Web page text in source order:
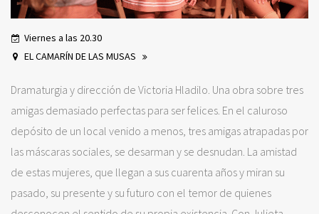
Viernes a las 20.30
EL CAMARÍN DE LAS MUSAS
Dramaturgia y dirección de Victoria Hladilo. Una obra sobre tres
amigas demasiado perfectas para ser felices. En el caluroso
depósito de un local venido a menos, tres amigas atrapadas por
las máscaras sociales, se desarman y se desnudan. La amistad
de estas mujeres, que llegan a sus cuarenta años y miran su
pasado, su presente y su futuro con el temor de quienes